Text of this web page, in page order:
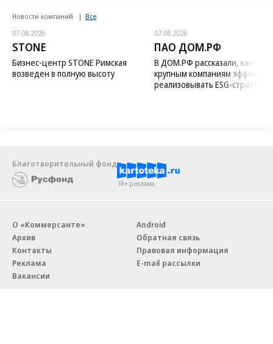
Новости компаний Все
07.08.2026
STONE
Бизнес-центр STONE Римская
возведен в полную высоту
07.08.2026
ПАО ДОМ.РФ
В ДОМ.РФ рассказали, как
крупным компаниям
реализовывать ESG-стратегию
Благотворительный фонд
18+ реклама
О «Коммерсанте»
Архив
Контакты
Реклама
Вакансии
Android
Обратная связь
Правовая информация
E-mail рассылки